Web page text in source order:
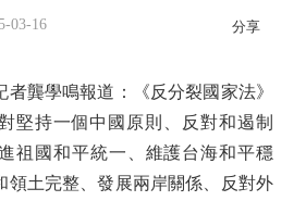
03-16 分享
龔學鳴報道：《反分裂國家法》
堅持一個中國原則、反對和遏制
祖國和平統一、維護台海和平穩
領土完整、發展兩岸關係、反對外